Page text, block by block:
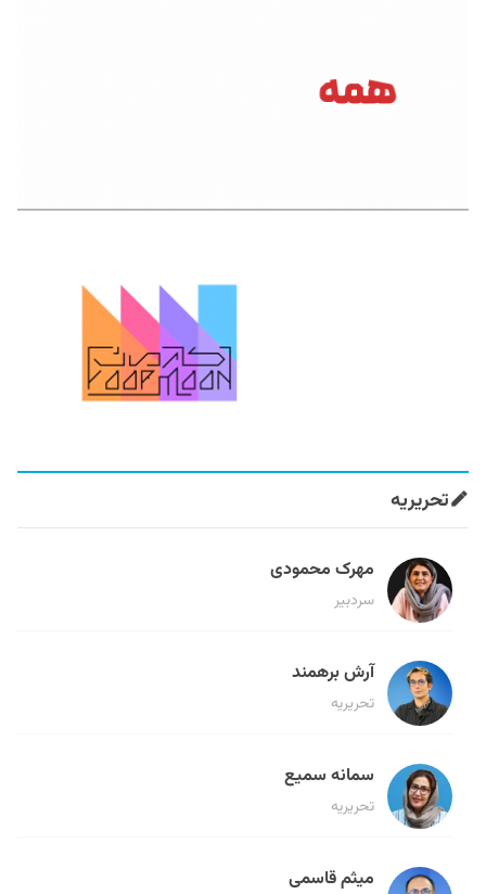
تحریریه
مهرک محمودی
سردبیر
آرش برهمند
تحریریه
سمانه سمیع
تحریریه
میثم قاسمی